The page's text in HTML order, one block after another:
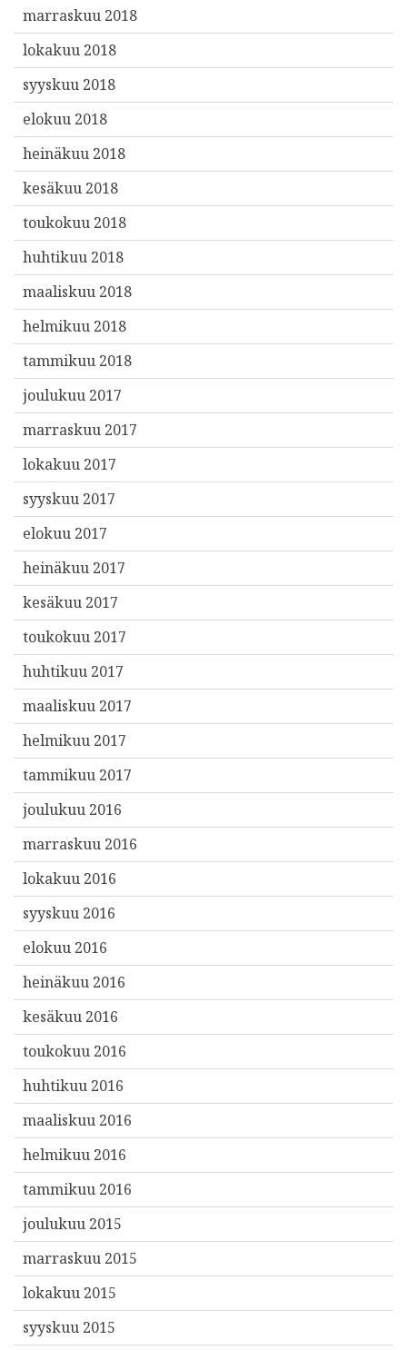
marraskuu 2018
lokakuu 2018
syyskuu 2018
elokuu 2018
heinäkuu 2018
kesäkuu 2018
toukokuu 2018
huhtikuu 2018
maaliskuu 2018
helmikuu 2018
tammikuu 2018
joulukuu 2017
marraskuu 2017
lokakuu 2017
syyskuu 2017
elokuu 2017
heinäkuu 2017
kesäkuu 2017
toukokuu 2017
huhtikuu 2017
maaliskuu 2017
helmikuu 2017
tammikuu 2017
joulukuu 2016
marraskuu 2016
lokakuu 2016
syyskuu 2016
elokuu 2016
heinäkuu 2016
kesäkuu 2016
toukokuu 2016
huhtikuu 2016
maaliskuu 2016
helmikuu 2016
tammikuu 2016
joulukuu 2015
marraskuu 2015
lokakuu 2015
syyskuu 2015